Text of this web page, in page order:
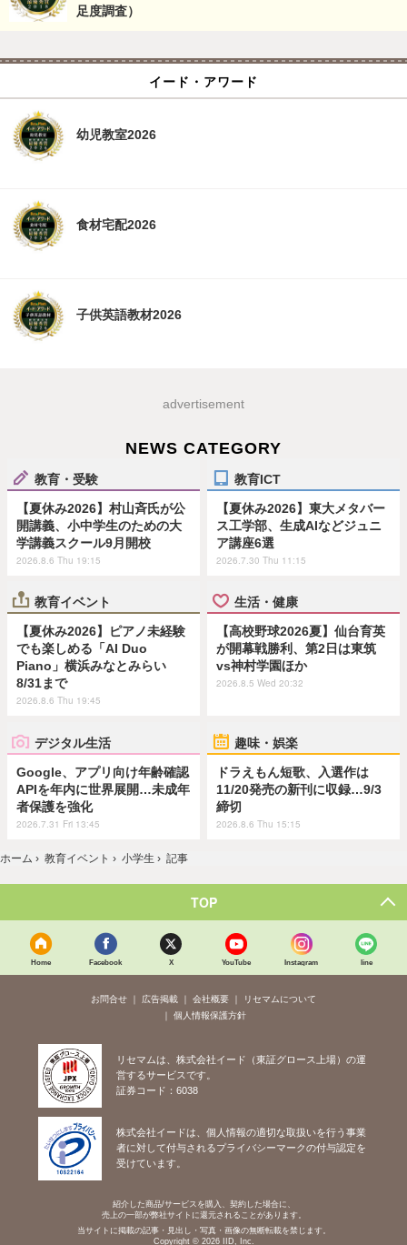
足度調査）
イード・アワード
幼児教室2026
食材宅配2026
子供英語教材2026
advertisement
NEWS CATEGORY
教育・受験
【夏休み2026】村山斉氏が公
開講義、小中学生のための大
学講義スクール9月開校
2026.8.6 Thu 19:15
教育ICT
【夏休み2026】東大メタバー
ス工学部、生成AIなどジュニ
ア講座6選
2026.7.30 Thu 11:15
教育イベント
【夏休み2026】ピアノ未経験
でも楽しめる「AI Duo
Piano」横浜みなとみらい
8/31まで
2026.8.6 Thu 19:45
生活・健康
【高校野球2026夏】仙台育英
が開幕戦勝利、第2日は東筑
vs神村学園ほか
2026.8.5 Wed 20:32
デジタル生活
Google、アプリ向け年齢確認
APIを年内に世界展開…未成年
者保護を強化
2026.7.31 Fri 13:45
趣味・娯楽
ドラえもん短歌、入選作は
11/20発売の新刊に収録…9/3
締切
2026.8.6 Thu 15:15
ホーム › 教育イベント › 小学生 › 記事
TOP
Home Facebook X YouTube Instagram line
お問合せ 広告掲載 会社概要
リセマムについて
個人情報保護方針
リセマムは、株式会社イード（東証グロース上場）の運
営するサービスです。
証券コード：6038
株式会社イードは、個人情報の適切な取扱いを行う事業
者に対して付与されるプライバシーマークの付与認定を
受けています。
紹介した商品/サービスを購入、契約した場合に、
売上の一部が弊社サイトに還元されることがあります。
当サイトに掲載の記事・見出し・写真・画像の無断転載を禁じます。
Copyright © 2026 IID, Inc.